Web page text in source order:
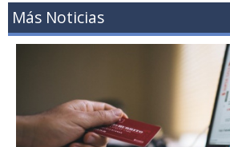
Más Noticias